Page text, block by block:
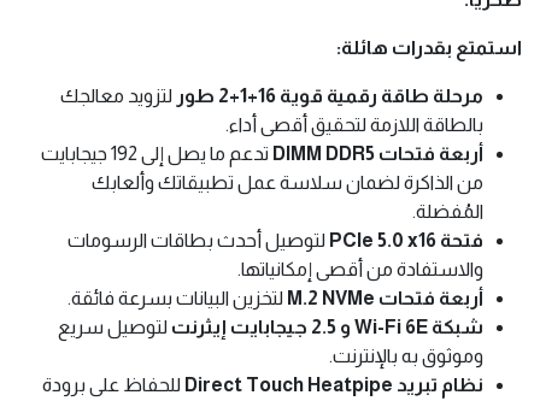
استمتع بقدرات هائلة:
مرحلة طاقة رقمية قوية 16+1+2 طور
لتزويد معالجك
بالطاقة اللازمة لتحقيق أقصى أداء.
أربعة فتحات DIMM DDR5
تدعم ما يصل إلى 192 جيجابايت
من الذاكرة لضمان سلاسة عمل تطبيقاتك وألعابك
المُفضلة.
فتحة PCIe 5.0 x16
لتوصيل أحدث بطاقات الرسومات
والاستفادة من أقصى إمكانياتها.
أربعة فتحات M.2 NVMe
لتخزين البيانات بسرعة فائقة.
شبكة Wi-Fi 6E و 2.5 جيجابايت إيثرنت
لتوصيل سريع
وموثوق به بالإنترنت.
نظام تبريد Direct Touch Heatpipe
للحفاظ على برودة